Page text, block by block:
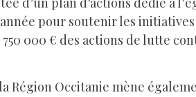
d’un plan d’actions dédié à
pour soutenir les
000 € des actions de lutte
Région Occitanie mène